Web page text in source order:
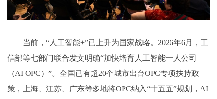
当前，“人工智能+”已上升为国家战略。2026年6月，工
信部等七部门联合发文明确“加快培育人工智能一人公司
（AI OPC）”。全国已有超20个城市出台OPC专项扶持政
策，上海、江苏、广东等多地将OPC纳入“十五五”规划，AI